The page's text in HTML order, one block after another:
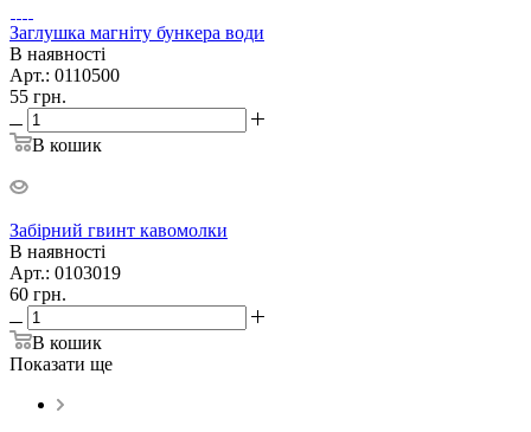
Заглушка магніту бункера води
В наявності
Арт.: 0110500
55 грн.
В кошик
Забірний гвинт кавомолки
В наявності
Арт.: 0103019
60 грн.
В кошик
Показати ще